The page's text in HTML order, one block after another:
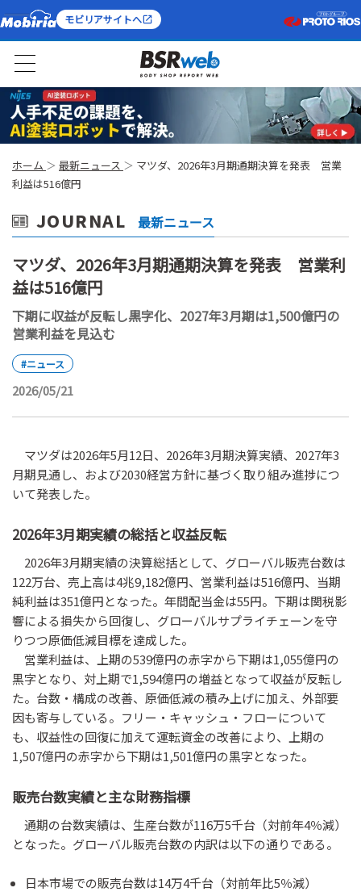
モビリアサイトへ
ホーム 最新ニュース
マツダ、2026年3月期通期決算を発表 営業
利益は516億円
JOURNAL 最新ニュース
マツダ、2026年3月期通期決算を発表 営業利
益は516億円
下期に収益が反転し黒字化、2027年3月期は1,500億円の
営業利益を見込む
#ニュース
2026/05/21
マツダは2026年5月12日、2026年3月期決算実績、2027年3
月期見通し、および2030経営方針に基づく取り組み進捗につ
いて発表した。
2026年3月期実績の総括と収益反転
2026年3月期実績の決算総括として、グローバル販売台数は
122万台、売上高は4兆9,182億円、営業利益は516億円、当期
純利益は351億円となった。年間配当金は55円。下期は関税影
響による損失から回復し、グローバルサプライチェーンを守
りつつ原価低減目標を達成した。
営業利益は、上期の539億円の赤字から下期は1,055億円の
黒字となり、対上期で1,594億円の増益となって収益が反転し
た。台数・構成の改善、原価低減の積み上げに加え、外部要
因も寄与している。フリー・キャッシュ・フローについて
も、収益性の回復に加えて運転資金の改善により、上期の
1,507億円の赤字から下期は1,501億円の黒字となった。
販売台数実績と主な財務指標
通期の台数実績は、生産台数が116万5千台（対前年4％減）
となった。グローバル販売台数の内訳は以下の通りである。
日本市場での販売台数は14万4千台（対前年比5％減）